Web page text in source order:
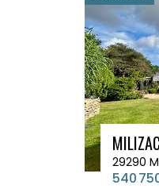
29290
540